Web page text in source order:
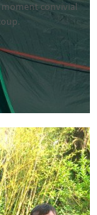
moment convivial